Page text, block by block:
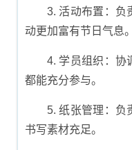
3. 活动布置：负
动更加富有节日气息。
4. 学员组织：协
都能充分参与。
5. 纸张管理：负
书写素材充足。